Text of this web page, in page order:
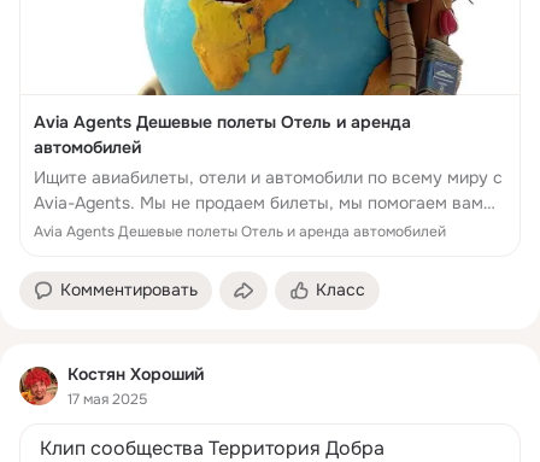
‎Avia Agents Дешевые полеты Отель и аренда
автомобилей
Ищите авиабилеты, отели и автомобили по всему миру с
Avia-Agents. Мы не продаем билеты, мы помогаем вам
найти самые дешевые из всех авиакомпаний.
Avia Agents Дешевые полеты Отель и аренда автомобилей
Комментировать Класс
Костян Хороший
17 мая 2025
Клип сообщества Территория Добра